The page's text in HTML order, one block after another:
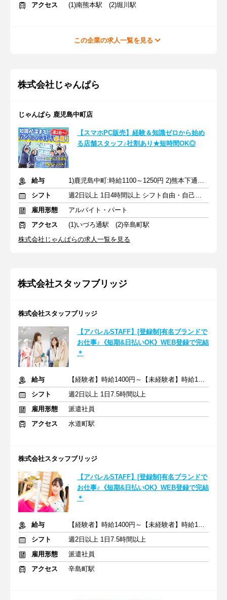
アクセス
(1)南熊本駅 (2)堀川駅
この企業の求人一覧を見る
株式会社じゃんぱら
じゃんぱら 鹿児島中町店
【スマホPC販売】経験＆知識ゼロから始め
る店舗スタッフ♪社割あり★短時間OK◎
給与
1)鹿児島中町:時給1100～1250円 2)熊本下通店:時給1150～1300円
シフト
週2日以上 1日4時間以上 シフト自由・自己申告
雇用形態
アルバイト・パート
アクセス
(1)いづろ通駅 (2)辛島町駅
株式会社じゃんぱらの求人一覧を見る
株式会社スタッフブリッジ
株式会社スタッフブリッジ
【アパレルSTAFF】[登録制]有名ブランドで
お仕事♪《短期&日払いOK》WEB登録で完結
＊
給与
【経験者】時給1400円～【未経験者】時給1300円～＋交通費全額
シフト
週2日以上 1日7.5時間以上
雇用形態
派遣社員
アクセス
水道町駅
株式会社スタッフブリッジ
【アパレルSTAFF】[登録制]有名ブランドで
お仕事♪《短期&日払いOK》WEB登録で完結
＊
給与
【経験者】時給1400円～【未経験者】時給1300円～＋交通費全額
シフト
週2日以上 1日7.5時間以上
雇用形態
派遣社員
アクセス
辛島町駅